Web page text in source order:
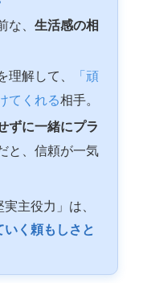
な、生活感の相
解して、
「頑
てくれる相手。
ずに一緒にプラ
と、信頼が一気
主役力」は、
く頼もしさと